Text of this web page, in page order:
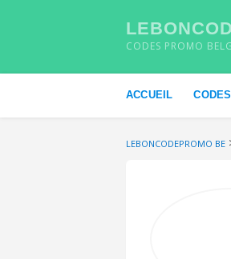
CODES PROMO
ACCUEIL
LEBONCODEPROMO BE